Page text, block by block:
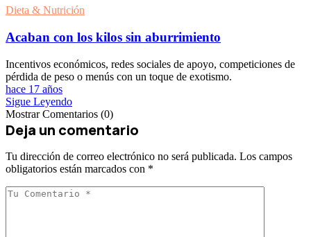
Dieta & Nutrición
Acaban con los kilos sin aburrimiento
Incentivos económicos, redes sociales de apoyo, competiciones de
pérdida de peso o menús con un toque de exotismo.
hace 17 años
Sigue Leyendo
Mostrar Comentarios (0)
Deja un comentario
Tu dirección de correo electrónico no será publicada. Los campos
obligatorios están marcados con *